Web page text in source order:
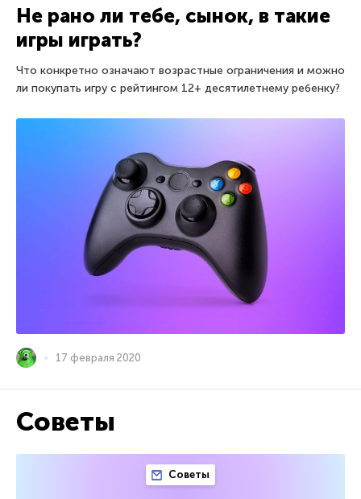
Не рано ли тебе, сынок, в такие
игры играть?
Что конкретно означают возрастные ограничения и можно
ли покупать игру с рейтингом 12+ десятилетнему ребенку?
17 февраля 2020
Советы
Советы